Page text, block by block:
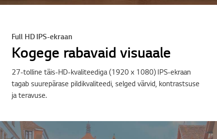
Full HD IPS-ekraan
Kogege rabavaid visuaale
27-tolline täis-HD-kvaliteediga (1920 x 1080) IPS-ekraan
tagab suurepärase pildikvaliteedi, selged värvid, kontrastsuse
ja teravuse.